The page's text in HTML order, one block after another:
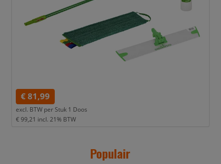
€ 81,99
excl. BTW per Stuk 1 Doos
€ 99,21 incl. 21% BTW
Populair